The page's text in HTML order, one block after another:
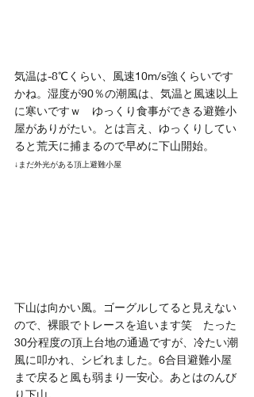
気温は-8℃くらい、風速10m/s強くらいです
かね。湿度が90％の潮風は、気温と風速以上
に寒いですｗ　ゆっくり食事ができる避難小
屋がありがたい。とは言え、ゆっくりしてい
ると荒天に捕まるので早めに下山開始。
↓まだ外光がある頂上避難小屋
下山は向かい風。ゴーグルしてると見えない
ので、裸眼でトレースを追います笑　たった
30分程度の頂上台地の通過ですが、冷たい潮
風に叩かれ、シビれました。6合目避難小屋
まで戻ると風も弱まり一安心。あとはのんび